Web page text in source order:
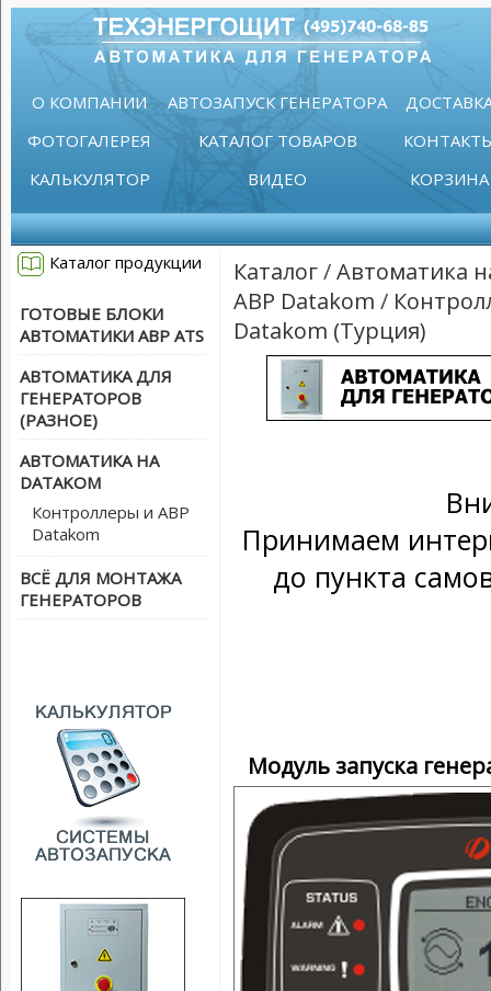
О КОМПАНИИ АВТОЗАПУСК ГЕНЕРАТОРА
ФОТОГАЛЕРЕЯ
КАТАЛОГ ТОВАРОВ
КАЛЬКУЛЯТОР
ВИДЕО КОРЗИНА
Каталог продукции
ГОТОВЫЕ БЛОКИ
АВТОМАТИКИ АВР ATS
АВТОМАТИКА ДЛЯ
ГЕНЕРАТОРОВ
(РАЗНОЕ)
АВТОМАТИКА НА
DATAKOM
Контроллеры и АВР
Datakom
ВСЁ ДЛЯ МОНТАЖА
ГЕНЕРАТОРОВ
Каталог/Автоматика
АВР Datakom /
Datakom (Турция)
Принимаем
до пункта
Модуль запуска